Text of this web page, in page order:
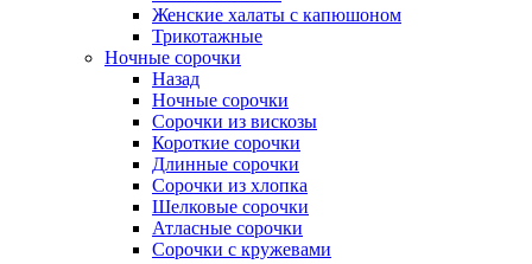
Женские халаты с капюшоном
Трикотажные
Ночные сорочки
Назад
Ночные сорочки
Сорочки из вискозы
Короткие сорочки
Длинные сорочки
Сорочки из хлопка
Шелковые сорочки
Атласные сорочки
Сорочки с кружевами